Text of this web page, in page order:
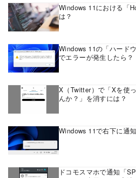
Windows 11における「
は？
Windows 11の「ハード
でエラーが発生したら？
X（Twitter）で「Xを使
んか？」を消すには？
Windows 11で右下に通
ドコモスマホで通知「